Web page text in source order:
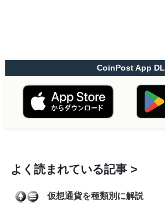
CoinPost App DL
よく読まれている記事
仮想通貨を種類別に解説